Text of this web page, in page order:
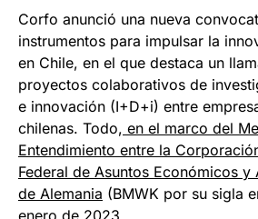
Corfo anunció una nueva
instrumentos para impulsar la
en Chile, en el que destaca un
proyectos colaborativos de
e innovación (I+D+i) entre
chilenas. Todo, en el marco del
Entendimiento entre la
Federal de Asuntos Económicos y
de Alemania (BMWK por su sigla